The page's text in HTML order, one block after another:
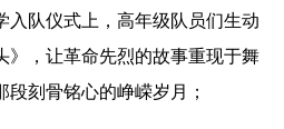
青海 宁夏
黑龙江
队仪式上，高年级队员们生动
》，让革命先烈的故事重现于舞
刻骨铭心的峥嵘岁月；